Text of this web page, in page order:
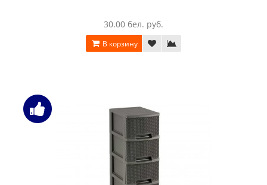
30.00 бел. руб.
В корзину